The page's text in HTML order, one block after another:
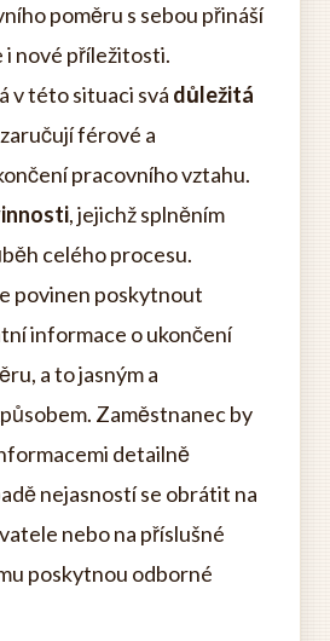
poměru s sebou přináší
i nové příležitosti.
v této situaci svá důležitá
férové a
pracovního vztahu.
, jejichž splněním
celého procesu.
povinen poskytnout
informace o ukončení
a to jasným a
Zaměstnanec by
detailně
nejasností se obrátit na
nebo na příslušné
poskytnou odborné